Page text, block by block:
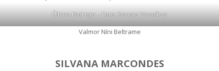
Último DiaHoje – Foto: Renata Vavolliza
Valmor Níni Beltrame
SILVANA MARCONDES